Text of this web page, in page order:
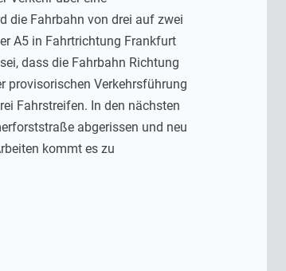
die Fahrbahn von drei auf zwei
A5 in Fahrtrichtung Frankfurt
dass die Fahrbahn Richtung
provisorischen Verkehrsführung
Fahrstreifen. In den nächsten
abgerissen und neu
kommt es zu